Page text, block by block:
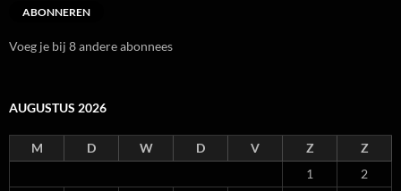
ABONNEREN
Voeg je bij 8 andere abonnees
AUGUSTUS 2026
M D W D V Z
Z
1
2